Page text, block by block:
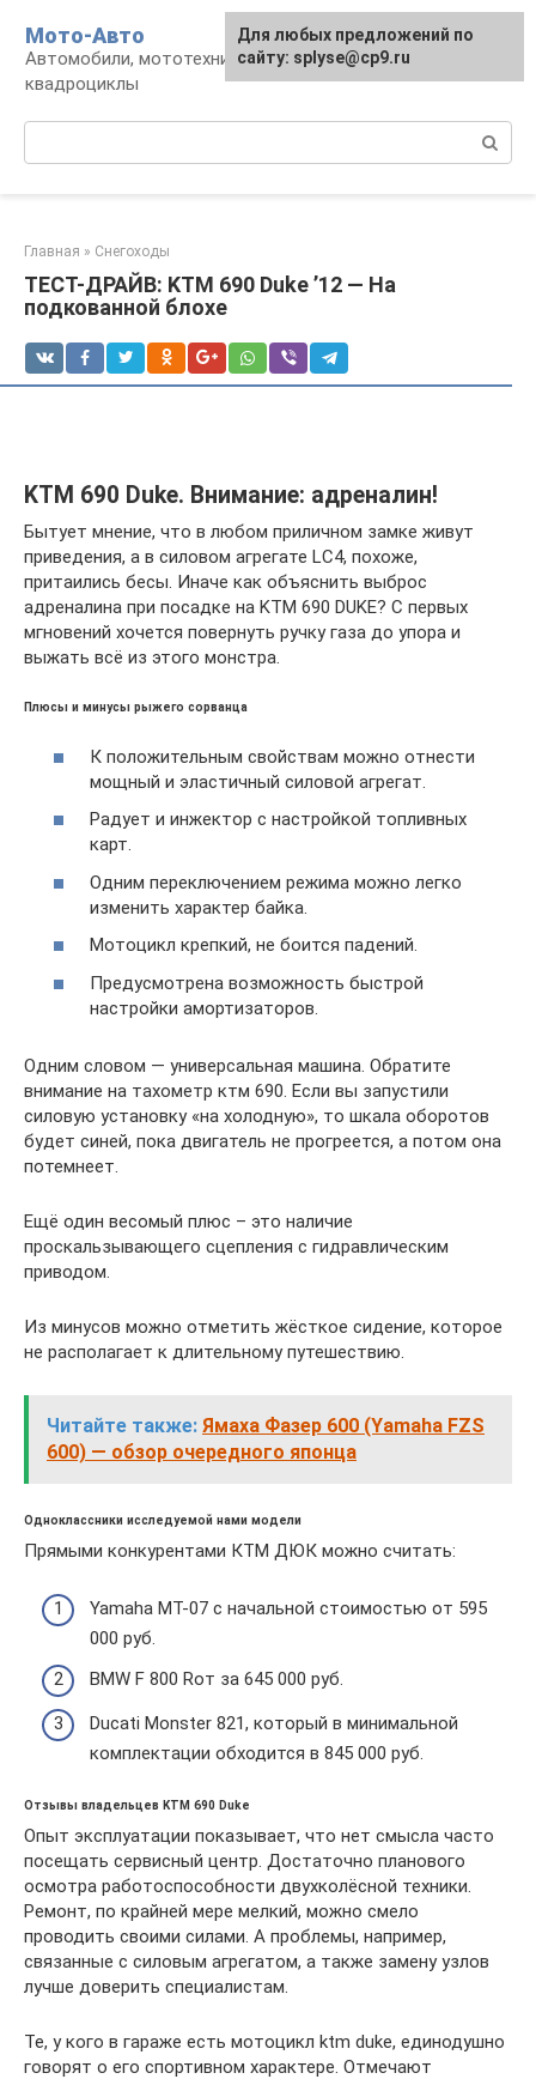
контенту
Мото-Авто
Автомобили, мототехника, снегоходы,
квадроциклы
Главная » Снегоходы
ТЕСТ-ДРАЙВ: KTM 690 Duke ’12 — На
подкованной блохе
KTM 690 Duke. Внимание: адреналин!
Бытует мнение, что в любом приличном замке живут
приведения, а в силовом агрегате LC4, похоже,
притаились бесы. Иначе как объяснить выброс
адреналина при посадке на KTM 690 DUKE? С первых
мгновений хочется повернуть ручку газа до упора и
выжать всё из этого монстра.
Плюсы и минусы рыжего сорванца
К положительным свойствам можно отнести
мощный и эластичный силовой агрегат.
Радует и инжектор с настройкой топливных
карт.
Одним переключением режима можно легко
изменить характер байка.
Мотоцикл крепкий, не боится падений.
Предусмотрена возможность быстрой
настройки амортизаторов.
Одним словом — универсальная машина. Обратите
внимание на тахометр ктм 690. Если вы запустили
силовую установку «на холодную», то шкала оборотов
будет синей, пока двигатель не прогреется, а потом она
потемнеет.
Ещё один весомый плюс – это наличие
проскальзывающего сцепления с гидравлическим
приводом.
Из минусов можно отметить жёсткое сидение, которое
не располагает к длительному путешествию.
Читайте также: Ямаха Фазер 600 (Yamaha FZS
600) — обзор очередного японца
Одноклассники исследуемой нами модели
Прямыми конкурентами КТМ ДЮК можно считать:
Yamaha MT-07 с начальной стоимостью от 595
000 руб.
BMW F 800 Rот за 645 000 руб.
Ducati Monster 821, который в минимальной
комплектации обходится в 845 000 руб.
Отзывы владельцев KTM 690 Duke
Опыт эксплуатации показывает, что нет смысла часто
посещать сервисный центр. Достаточно планового
осмотра работоспособности двухколёсной техники.
Ремонт, по крайней мере мелкий, можно смело
проводить своими силами. А проблемы, например,
связанные с силовым агрегатом, а также замену узлов
лучше доверить специалистам.
Те, у кого в гараже есть мотоцикл ktm duke, единодушно
говорят о его спортивном характере. Отмечают
Для любых предложений по
сайту: splyse@cp9.ru